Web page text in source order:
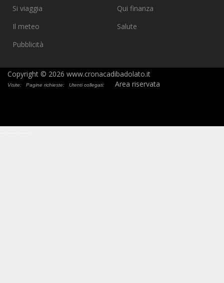
Si viaggia
Qui finanza
Il meteo
Salute
Pubblicità
Copyright © 2026 www.cronacadibadolato.it
Visite: Pagine richieste: Utenti collegati: Area riservata